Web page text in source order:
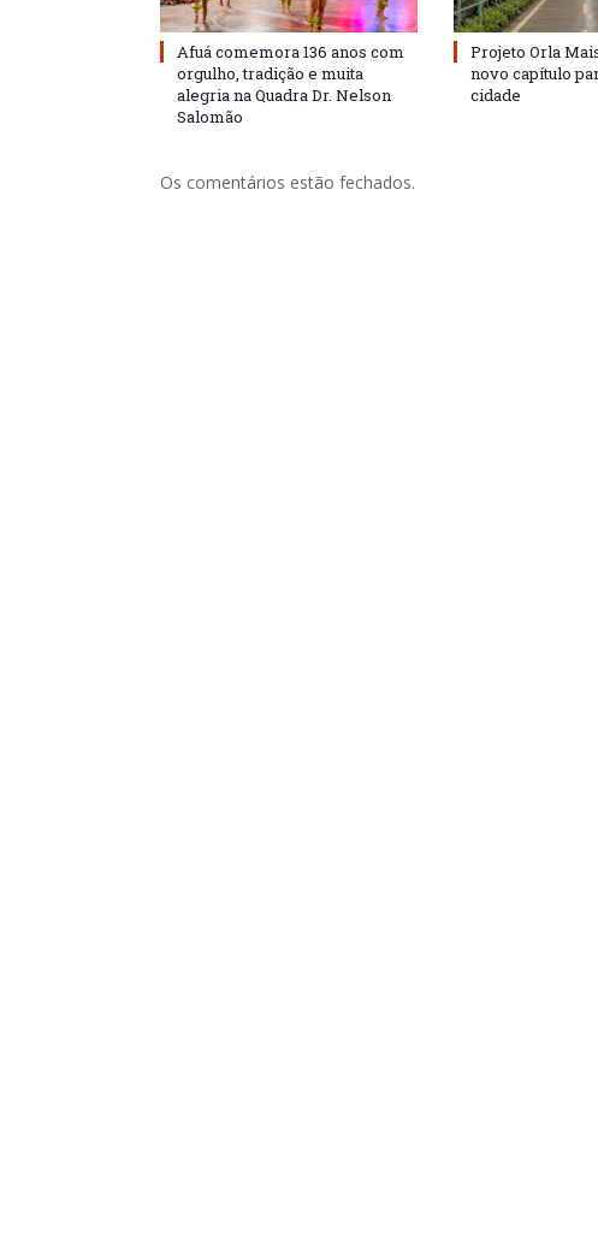
Afuá comemora 136 anos com
orgulho, tradição e muita
alegria na Quadra Dr. Nelson
Salomão
Projeto Orla
novo capítulo
cidade
Os comentários estão fechados.